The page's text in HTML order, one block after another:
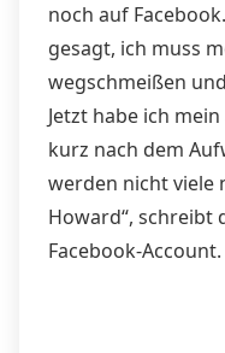
noch auf
gesagt, ich muss
wegschmeißen
Jetzt habe ich
kurz nach dem
werden nicht viele
Howard“, schreibt
Facebook-Account.